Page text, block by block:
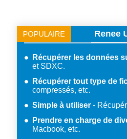
POPULAIRE Renee
Récupérer les données
et SDXC.
Récupérer tout type de
compressés, etc.
Simple à utiliser
Prendre en charge de
Macbook, etc.